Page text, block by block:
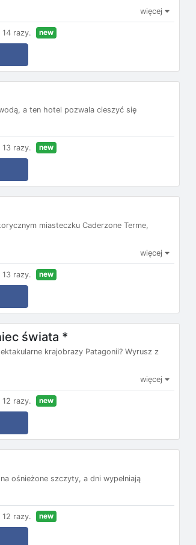
więcej
razy. new
a ten hotel pozwala cieszyć się
razy. new
miasteczku Caderzone Terme,
więcej
razy. new
świata *
krajobrazy Patagonii? Wyrusz z
więcej
razy. new
ośnieżone szczyty, a dni wypełniają
razy. new